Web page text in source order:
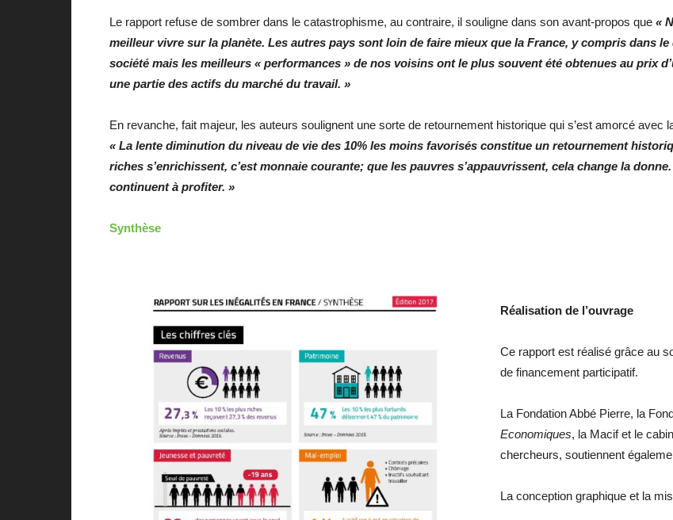
Le rapport refuse de sombrer dans le catastrophisme, au contraire, il souligne dans son avant-propos que «
meilleur vivre sur la planète. Les autres pays sont loin de faire mieux que la France, y compris dans
société mais les meilleurs « performances » de nos voisins ont le plus souvent été obtenues au prix
une partie des actifs du marché du travail. »
En revanche, fait majeur, les auteurs soulignent une sorte de retournement historique qui s’est amorcé avec
« La lente diminution du niveau de vie des 10% les moins favorisés constitue un retournement
riches s’enrichissent, c’est monnaie courante; que les pauvres s’appauvrissent, cela change la
continuent à profiter. »
Synthèse
Réalisation de l’ouvrage
Ce rapport est réalisé grâce au
de financement participatif.
La Fondation Abbé Pierre, la
Economiques, la Macif et le
chercheurs, soutiennent
La conception graphique et la